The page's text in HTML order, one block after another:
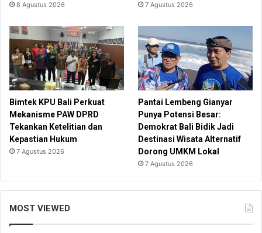
8 Agustus 2026 7 Agustus 2026
Bimtek KPU Bali Perkuat
Mekanisme PAW DPRD
Tekankan Ketelitian dan
Kepastian Hukum
7 Agustus 2026
Pantai Lembeng Gianyar
Punya Potensi Besar:
Demokrat Bali Bidik Jadi
Destinasi Wisata Alternatif
Dorong UMKM Lokal
7 Agustus 2026
MOST VIEWED